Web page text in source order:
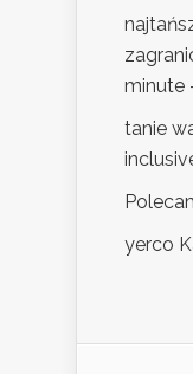
minute
tanie
yerco